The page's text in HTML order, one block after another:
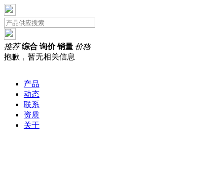
推荐 综合 询价 销量 价格
抱歉，暂无相关信息
产品
动态
联系
资质
关于